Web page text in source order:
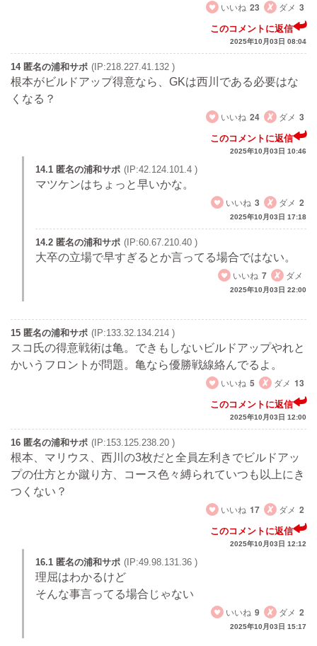
いいね 23 ダメ 3
このコメントに返信
2025年10月03日 08:04
14 匿名の浦和サポ (IP:218.227.41.132 )
根本がビルドアップ得意なら、GKは西川である必要はな
くなる？
いいね 24 ダメ 3
このコメントに返信
2025年10月03日 10:46
14.1 匿名の浦和サポ (IP:42.124.101.4 )
マツケンはちょっと早いかな。
いいね 3 ダメ 2
2025年10月03日 17:18
14.2 匿名の浦和サポ (IP:60.67.210.40 )
大卒の立場で早すぎるとか言ってる場合ではない。
いいね 7 ダメ
2025年10月03日 22:00
15 匿名の浦和サポ (IP:133.32.134.214 )
スコ氏の得意戦術は亀。できもしないビルドアップやれと
かいうフロントが問題。亀なら優勝戦線絡んでるよ。
いいね 5 ダメ 13
このコメントに返信
2025年10月03日 12:00
16 匿名の浦和サポ (IP:153.125.238.20 )
根本、マリウス、西川の3枚だと全員左利きでビルドアッ
プの仕方とか蹴り方、コース色々縛られていつも以上にき
つくない？
いいね 17 ダメ 2
このコメントに返信
2025年10月03日 12:12
16.1 匿名の浦和サポ (IP:49.98.131.36 )
理屈はわかるけど
そんな事言ってる場合じゃない
いいね 9 ダメ 2
2025年10月03日 15:17